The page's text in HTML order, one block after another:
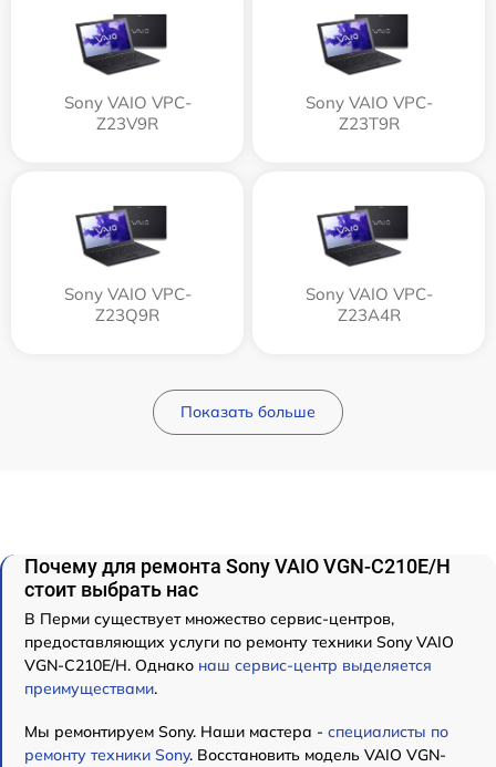
Sony VAIO VPC-
Z23V9R
Sony VAIO VPC-
Z23T9R
Sony VAIO VPC-
Z23Q9R
Sony VAIO VPC-
Z23A4R
Показать больше
Почему для ремонта Sony VAIO VGN-C210E/H
стоит выбрать нас
В Перми существует множество сервис-центров,
предоставляющих услуги по ремонту техники Sony VAIO
VGN-C210E/H. Однако наш сервис-центр выделяется
преимуществами.
Мы ремонтируем Sony. Наши мастера - специалисты по
ремонту техники Sony. Восстановить модель VAIO VGN-